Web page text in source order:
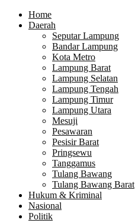
Home
Daerah
Seputar Lampung
Bandar Lampung
Kota Metro
Lampung Barat
Lampung Selatan
Lampung Tengah
Lampung Timur
Lampung Utara
Mesuji
Pesawaran
Pesisir Barat
Pringsewu
Tanggamus
Tulang Bawang
Tulang Bawang Barat
Hukum & Kriminal
Nasional
Politik